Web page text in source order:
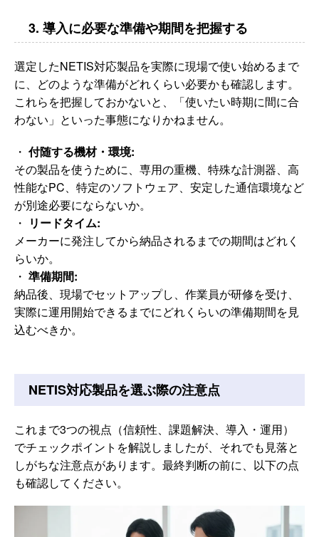
3. 導入に必要な準備や期間を把握する
選定したNETIS対応製品を実際に現場で使い始めるまで
に、どのような準備がどれくらい必要かも確認します。
これらを把握しておかないと、「使いたい時期に間に合
わない」といった事態になりかねません。
・ 付随する機材・環境:
その製品を使うために、専用の重機、特殊な計測器、高
性能なPC、特定のソフトウェア、安定した通信環境など
が別途必要にならないか。
・ リードタイム:
メーカーに発注してから納品されるまでの期間はどれく
らいか。
・ 準備期間:
納品後、現場でセットアップし、作業員が研修を受け、
実際に運用開始できるまでにどれくらいの準備期間を見
込むべきか。
NETIS対応製品を選ぶ際の注意点
これまで3つの視点（信頼性、課題解決、導入・運用）
でチェックポイントを解説しましたが、それでも見落と
しがちな注意点があります。最終判断の前に、以下の点
も確認してください。